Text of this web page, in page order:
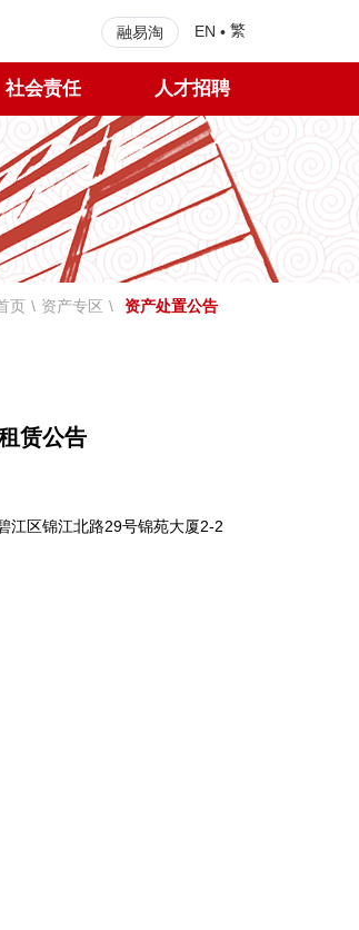
融易淘 EN • 繁
社会责任 人才招聘
页 \ 资产专区 \ 资产处置公告
赁公告
区锦江北路29号锦苑大厦2-2